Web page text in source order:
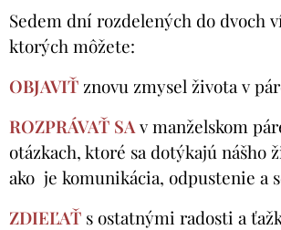
Sedem dní rozdelených do dvoch
ktorých môžete:
OBJAVIŤ znovu zmysel života v
ROZPRÁVAŤ SA v manželskom
otázkach, ktoré sa dotýkajú nášho
ako je komunikácia, odpustenie a
ZDIEĽAŤ s ostatnými radosti a